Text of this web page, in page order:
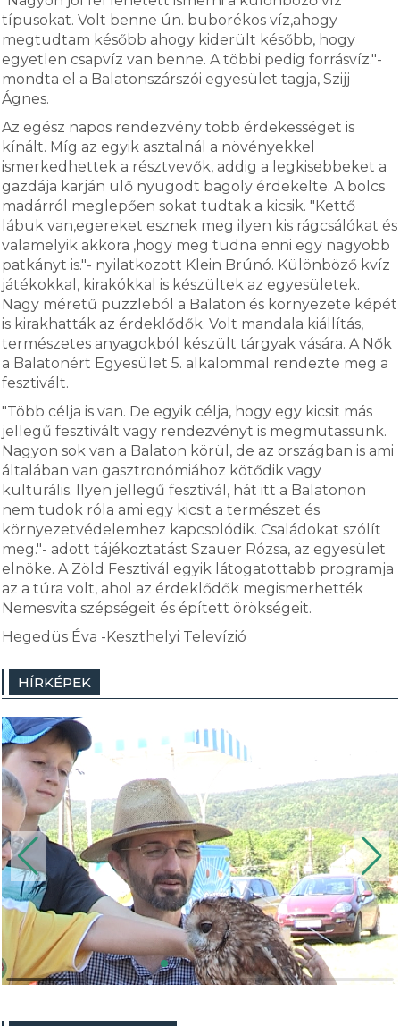
típusokat. Volt benne ún. buborékos víz,ahogy
megtudtam később ahogy kiderült később, hogy
egyetlen csapvíz van benne. A többi pedig forrásvíz."-
mondta el a Balatonszárszói egyesület tagja, Szijj
Ágnes.
Az egész napos rendezvény több érdekességet is
kínált. Míg az egyik asztalnál a növényekkel
ismerkedhettek a résztvevők, addig a legkisebbeket a
gazdája karján ülő nyugodt bagoly érdekelte. A bölcs
madárról meglepően sokat tudtak a kicsik. "Kettő
lábuk van,egereket esznek meg ilyen kis rágcsálókat és
valamelyik akkora ,hogy meg tudna enni egy nagyobb
patkányt is."- nyilatkozott Klein Brúnó. Különböző kvíz
játékokkal, kirakókkal is készültek az egyesületek.
Nagy méretű puzzleból a Balaton és környezete képét
is kirakhatták az érdeklődők. Volt mandala kiállítás,
természetes anyagokból készült tárgyak vására. A Nők
a Balatonért Egyesület 5. alkalommal rendezte meg a
fesztivált.
"Több célja is van. De egyik célja, hogy egy kicsit más
jellegű fesztivált vagy rendezvényt is megmutassunk.
Nagyon sok van a Balaton körül, de az országban is ami
általában van gasztronómiához kötődik vagy
kulturális. Ilyen jellegű fesztivál, hát itt a Balatonon
nem tudok róla ami egy kicsit a természet és
környezetvédelemhez kapcsolódik. Családokat szólít
meg."- adott tájékoztatást Szauer Rózsa, az egyesület
elnöke. A Zöld Fesztivál egyik látogatottabb programja
az a túra volt, ahol az érdeklődők megismerhették
Nemesvita szépségeit és épített örökségeit.
Hegedüs Éva -Keszthelyi Televízió
HÍRKÉPEK